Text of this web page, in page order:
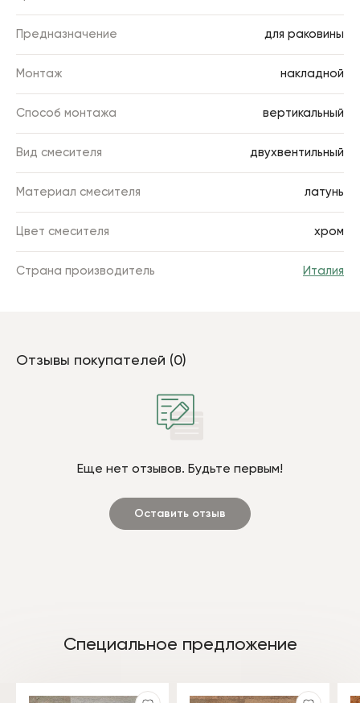
Предназначение для раковины
Монтаж накладной
Способ монтажа вертикальный
Вид смесителя двухвентильный
Материал смесителя латунь
Цвет смесителя хром
Страна производитель Италия
Отзывы покупателей (0)
Еще нет отзывов. Будьте первым!
Оставить отзыв
Специальное предложение